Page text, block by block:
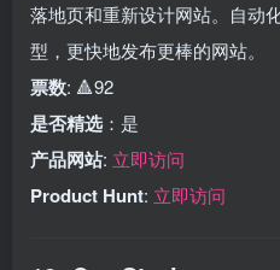
落地页和重新设计网站。自动
型，更快地发布更棒的网站。
票数: 🔺92
是否精选 ：是
产品网站: 立即访问
Product Hunt: 立即访问